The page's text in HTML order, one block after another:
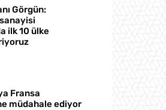
Görgün:
ilk 10 ülke
Fransa
müdahale ediyor